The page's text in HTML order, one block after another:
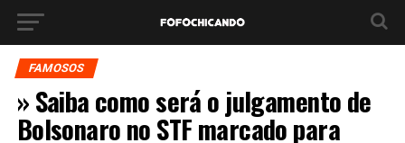
FAMOSOS
» Saiba como será o julgamento de
Bolsonaro no STF marcado para